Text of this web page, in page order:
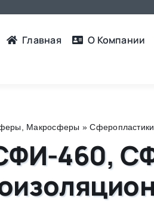
Главная О Компании
Макросферы »
460,